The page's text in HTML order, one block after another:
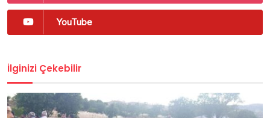
YouTube
İlginizi Çekebilir